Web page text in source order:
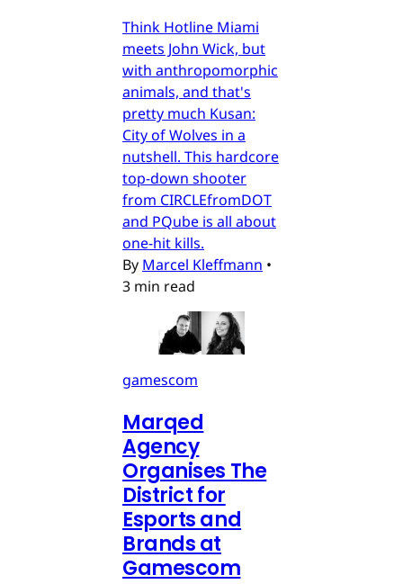
Think Hotline Miami
meets John Wick, but
with anthropomorphic
animals, and that's
pretty much Kusan:
City of Wolves in a
nutshell. This hardcore
top-down shooter
from CIRCLEfromDOT
and PQube is all about
one-hit kills.
By Marcel Kleffmann •
3 min read
gamescom
Marqed
Agency
Organises The
District for
Esports and
Brands at
Gamescom